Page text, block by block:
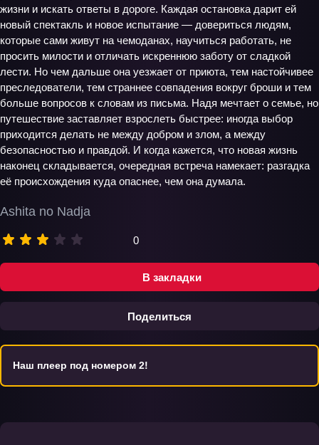
В закладки
Поделиться
Ashita no Nadja
0
жизни и искать ответы в дороге. Каждая остановка дарит ей
новый спектакль и новое испытание — довериться людям,
которые сами живут на чемоданах, научиться работать, не
просить милости и отличать искреннюю заботу от сладкой
лести. Но чем дальше она уезжает от приюта, тем настойчивее
преследователи, тем страннее совпадения вокруг броши и тем
больше вопросов к словам из письма. Надя мечтает о семье, но
путешествие заставляет взрослеть быстрее: иногда выбор
приходится делать не между добром и злом, а между
безопасностью и правдой. И когда кажется, что новая жизнь
наконец складывается, очередная встреча намекает: разгадка
её происхождения куда опаснее, чем она думала.
Наш плеер под номером 2!